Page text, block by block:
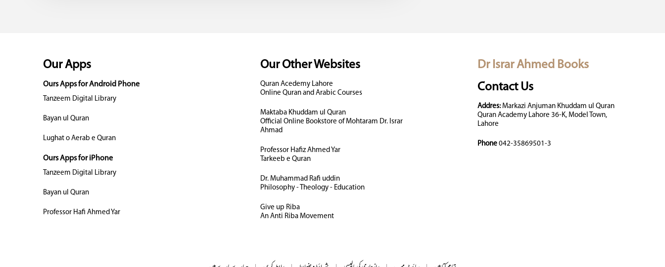
Dr Israr Ahmed Books
Contact Us
Addres:Markazi Anjuman Khuddam ul Quran
Quran Academy Lahore 36-K, Model Town,
Lahore
Phone 042-35869501-3
Our Other Websites
Quran Acedemy Lahore
Online Quran and Arabic Courses
Maktaba Khuddam ul Quran
Official Online Bookstore of Mohtaram Dr. Israr
Ahmad
Professor Hafiz Ahmed Yar
Tarkeeb e Quran
Dr. Muhammad Rafi uddin
Philosophy - Theology - Education
Give up Riba
An Anti Riba Movement
Our Apps
Ours Apps for Android Phone
Tanzeem Digital Library
Bayan ul Quran
Lughat o Aerab e Quran
Ours Apps for iPhone
Tanzeem Digital Library
Bayan ul Quran
Professor Hafi Ahmed Yar